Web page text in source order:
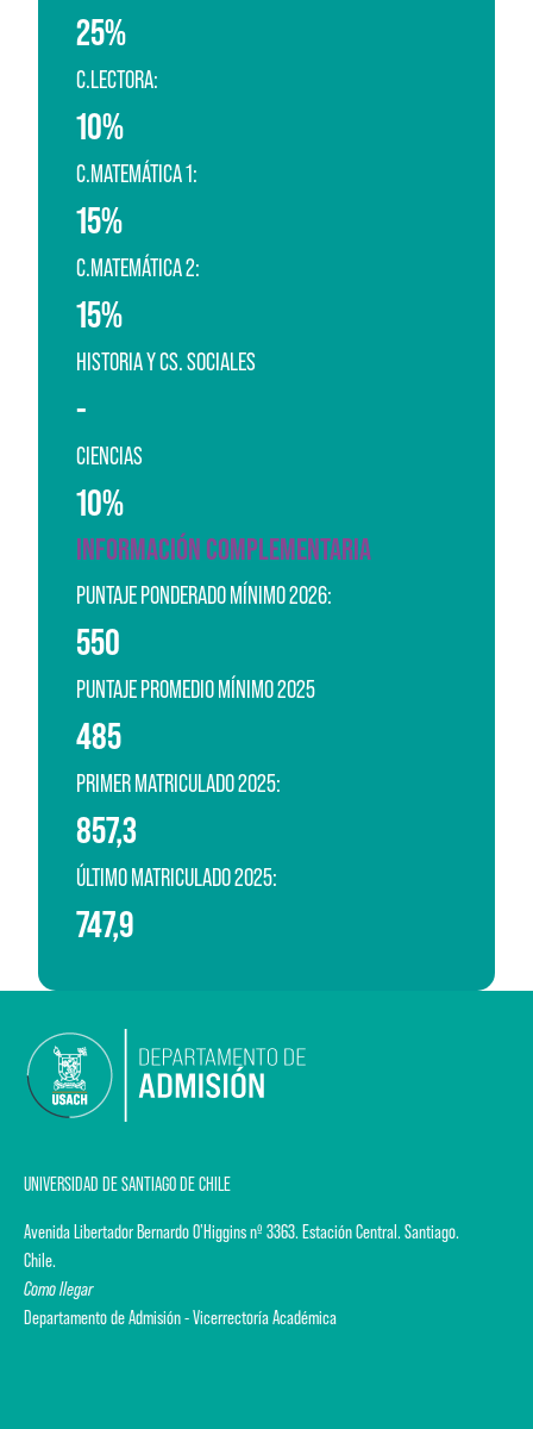
25%
C.LECTORA:
10%
C.MATEMÁTICA 1:
15%
C.MATEMÁTICA 2:
15%
HISTORIA Y CS. SOCIALES
-
CIENCIAS
10%
INFORMACIÓN COMPLEMENTARIA
PUNTAJE PONDERADO MÍNIMO 2026:
550
PUNTAJE PROMEDIO MÍNIMO 2025
485
PRIMER MATRICULADO 2025:
857,3
ÚLTIMO MATRICULADO 2025:
747,9
UNIVERSIDAD DE SANTIAGO DE CHILE
Avenida Libertador Bernardo O'Higgins nº 3363. Estación Central. Santiago.
Chile.
Como llegar
Departamento de Admisión - Vicerrectoría Académica